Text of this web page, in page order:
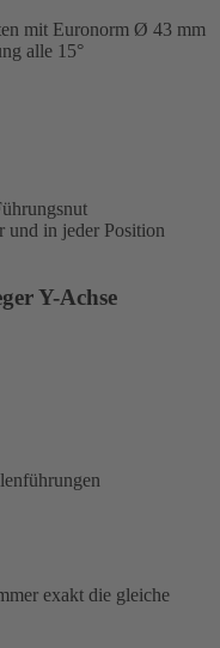
mit Euronorm Ø 43 mm
alle 15°
und in jeder Position
Y-Achse
exakt die gleiche